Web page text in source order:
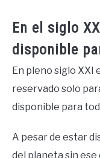
En el siglo
disponible
En pleno siglo XXI
reservado solo
disponible para
A pesar de estar
del planeta sin